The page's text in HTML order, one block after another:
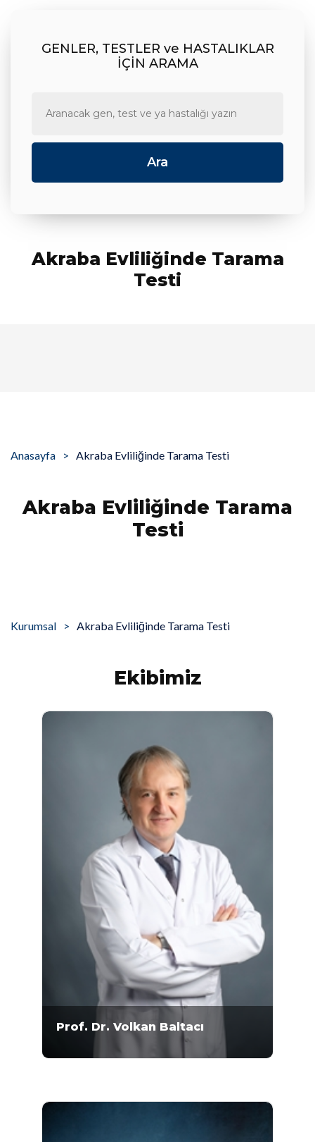
GENLER, TESTLER ve HASTALIKLAR
İÇİN ARAMA
Akraba Evliliğinde Tarama
Testi
Anasayfa Akraba Evliliğinde Tarama Testi
Akraba Evliliğinde Tarama
Testi
Kurumsal Akraba Evliliğinde Tarama Testi
Ekibimiz
Prof. Dr. Volkan Baltacı
fakültesinden 1988 yılında mezun olmuştur.